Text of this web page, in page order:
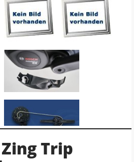
Trip